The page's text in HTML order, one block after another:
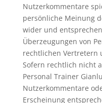
Nutzerkommentare
persönliche Meinung
wider und
Überzeugungen von
rechtlichen Vertretern
Sofern rechtlich nicht
Personal Trainer
Nutzerkommentare
Erscheinung